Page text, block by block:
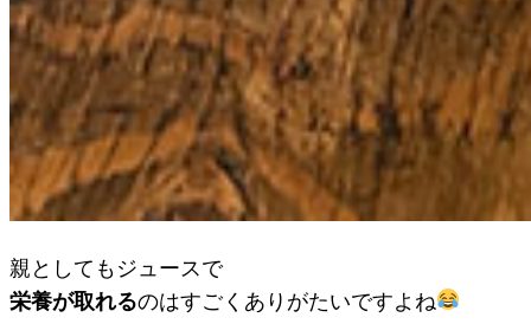
親としてもジュースで
栄養が取れるのはすごくありがたいですよね